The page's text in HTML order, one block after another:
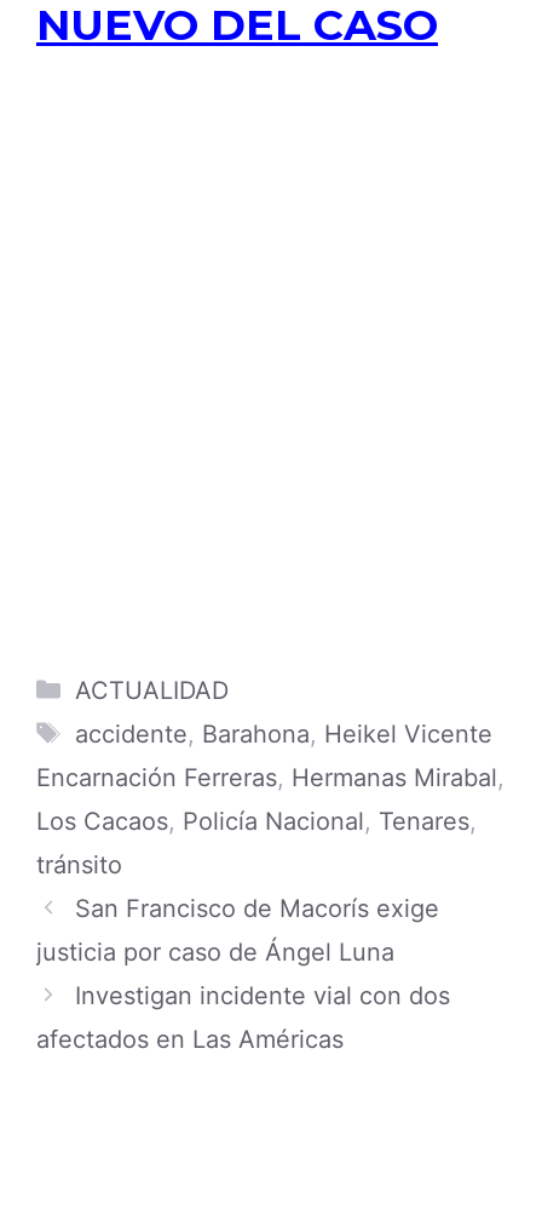
NUEVO DEL CASO
Categories
ACTUALIDAD
Tags
accidente, Barahona, Heikel Vicente
Encarnación Ferreras, Hermanas Mirabal,
Los Cacaos, Policía Nacional, Tenares,
tránsito
San Francisco de Macorís exige
justicia por caso de Ángel Luna
Investigan incidente vial con dos
afectados en Las Américas